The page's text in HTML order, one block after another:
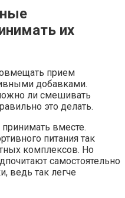
их
прием
добавками.
ли смешивать
это делать.
вместе.
питания так
комплексов. Но
самостоятельно
ведь так легче